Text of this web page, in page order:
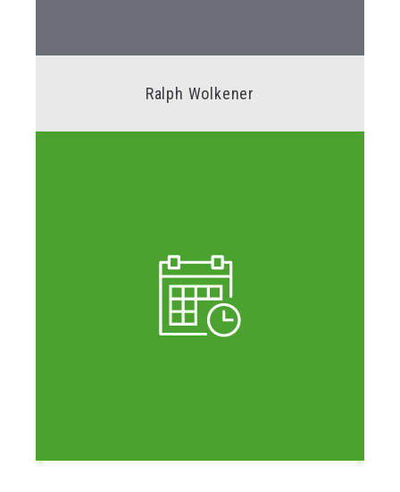
Ralph Wolkener